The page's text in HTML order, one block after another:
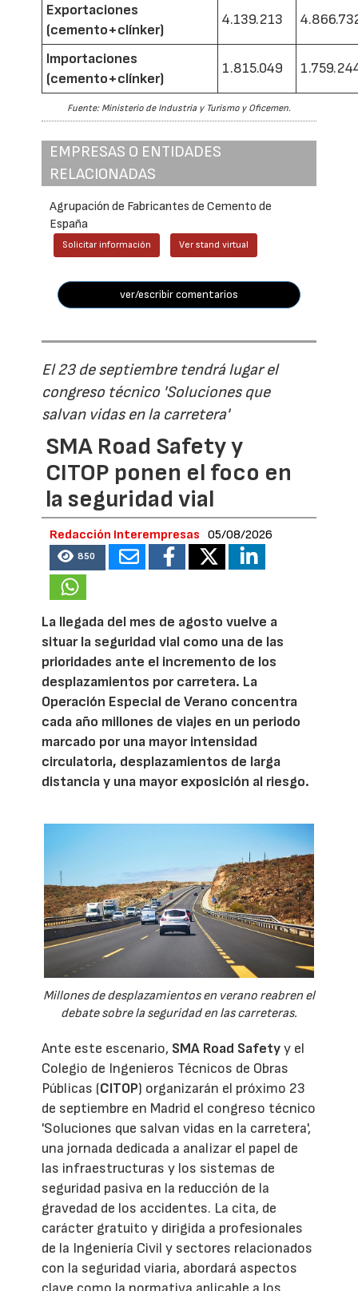
Exportaciones
(cemento+clínker)
4.139.213
Importaciones
(cemento+clínker)
1.815.049
Fuente: Ministerio de Industria y Turismo y Oficemen.
EMPRESAS O ENTIDADES
RELACIONADAS
Agrupación de Fabricantes de Cemento de
España
Solicitar información Ver stand virtual
ver/escribir comentarios
El 23 de septiembre tendrá lugar el
congreso técnico 'Soluciones que
salvan vidas en la carretera'
SMA Road Safety y
CITOP ponen el foco en
la seguridad vial
Redacción Interempresas 05/08/2026
850
La llegada del mes de agosto vuelve a
situar la seguridad vial como una de las
prioridades ante el incremento de los
desplazamientos por carretera. La
Operación Especial de Verano concentra
cada año millones de viajes en un periodo
marcado por una mayor intensidad
circulatoria, desplazamientos de larga
distancia y una mayor exposición al riesgo.
Millones de desplazamientos en verano reabren el
debate sobre la seguridad en las carreteras.
Ante este escenario, SMA Road Safetyy el
Colegio de Ingenieros Técnicos de Obras
Públicas (CITOP) organizarán el próximo 23
de septiembre en Madrid el congreso técnico
'Soluciones que salvan vidas en la carretera',
una jornada dedicada a analizar el papel de
las infraestructuras y los sistemas de
seguridad pasiva en la reducción de la
gravedad de los accidentes. La cita, de
carácter gratuito y dirigida a profesionales
de la Ingeniería Civil y sectores relacionados
con la seguridad viaria, abordará aspectos